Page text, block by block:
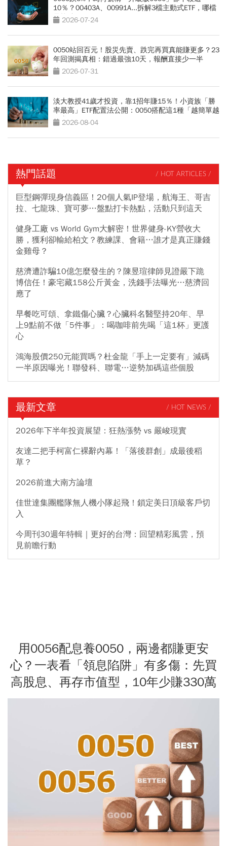
10％？00403A、00991A...拆解3檔主動式ETF，哪檔
最抗跌？
2026-07-24
0050站回百元！股災先賣、跌完再買真能賺更多？23
年回測揭真相：錯過最強10天，報酬直接少一半
2026-07-31
淡大教授41歲才投資，靠1招年賺15％！小資族「勝
率最高」ETF配置法公開：0050搭配這1種「越簡單越
好賺」
2026-08-04
熱門話題 / HOT ARTICLES /
巨型鋼彈現身信義區！20個人氣IP登場，航海王、哥吉
拉、七龍珠、寶可夢…盤點打卡熱點，活動只到這天
健身工廠 vs World Gym大解密！世界健身-KY營收大
勝，獲利卻輸給柏文？教練課、會籍…誰才是真正賺錢
金雞母？
慈濟遭詐騙10億怎麼發生的？陳昱瑄律師見證嚴下跪
博信任！豪宅藏158公斤黃金，洗錢手法曝光…慈濟回
應了
早餐吃可頌、拿鐵傷心臟？心臟科名醫堅持20年、早
上9點前不做「5件事」：喝咖啡前先喝「這1杯」更護
心
鴻海股價250元能買嗎？杜金龍「手上一定要有」減碼
一半原因曝光！聯發科、聯電…逆勢加碼這些個股
最新文章 / HOT NEWS /
2026年下半年投資展望：狂熱漲勢 vs 嚴峻現實
友達二把手柯富仁裸辭內幕！「落後群創」成最後稻
草？
2026前進大南方論壇
佳世達集團艦隊無人機小隊起飛！鎖定美日頂級客戶切
入
今周刊30週年特輯｜更好的台灣：回望精彩風雲，預
見前瞻行動
用0056配息養0050，兩邊都賺更安
心？一表看「領息陷阱」有多傷：先買
高股息、再存市值型，10年少賺330萬